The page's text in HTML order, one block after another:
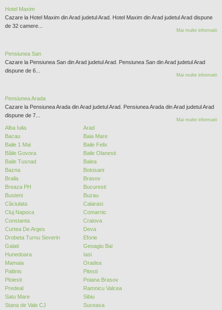
Hotel Maxim
Cazare la Hotel Maxim din Arad judetul Arad. Hotel Maxim din Arad judetul Arad dispune
de 32 camere...
Mai multe informatii
Pensiunea San
Cazare la Pensiunea San din Arad judetul Arad. Pensiunea San din Arad judetul Arad
dispune de 6...
Mai multe informatii
Pensiunea Arada
Cazare la Pensiunea Arada din Arad judetul Arad. Pensiunea Arada din Arad judetul Arad
dispune de 7...
Mai multe informatii
Alba Iulia
Arad
Bacau
Baia Mare
Baile 1 Mai
Baile Felix
Băile Govora
Baile Olanesti
Baile Tusnad
Balea
Bazna
Botosani
Braila
Brasov
Breaza PH
Bucuresti
Busteni
Buzau
Căciulata
Calarasi
Cluj Napoca
Comarnic
Constanta
Craiova
Curtea De Arges
Deva
Drobeta Turnu Severin
Eforie
Galati
Geoagiu Bai
Hunedoara
Iasi
Mamaia
Oradea
Paltinis
Pitesti
Ploiesti
Poiana Brasov
Predeal
Ramnicu Valcea
Satu Mare
Sibiu
Stana de Vale CJ
Suceava